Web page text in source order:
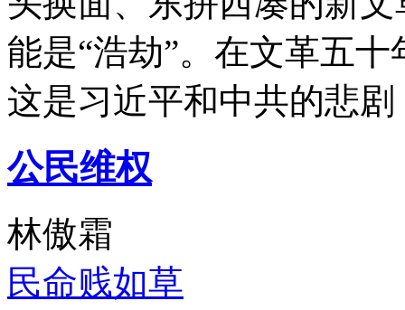
能是“浩劫”。在文革五
这是习近平和中共的悲
公民维权
林傲霜
民命贱如草